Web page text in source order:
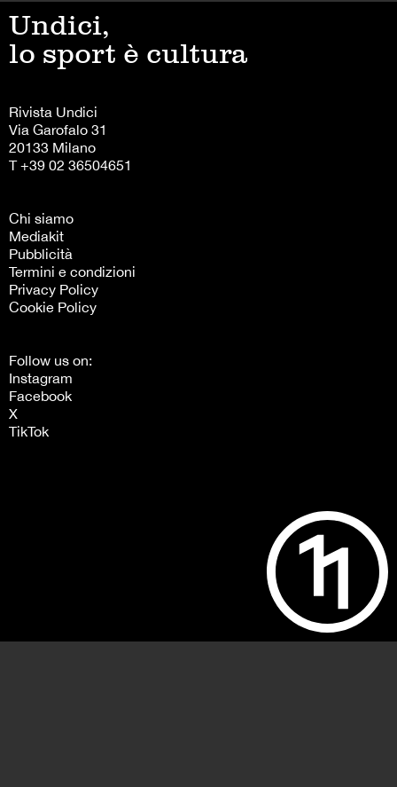
Undici,
lo sport è cultura
Rivista Undici
Via Garofalo 31
20133 Milano
T +39 02 36504651
Chi siamo
Mediakit
Pubblicità
Termini e condizioni
Privacy Policy
Cookie Policy
Follow us on:
Instagram
Facebook
X
TikTok